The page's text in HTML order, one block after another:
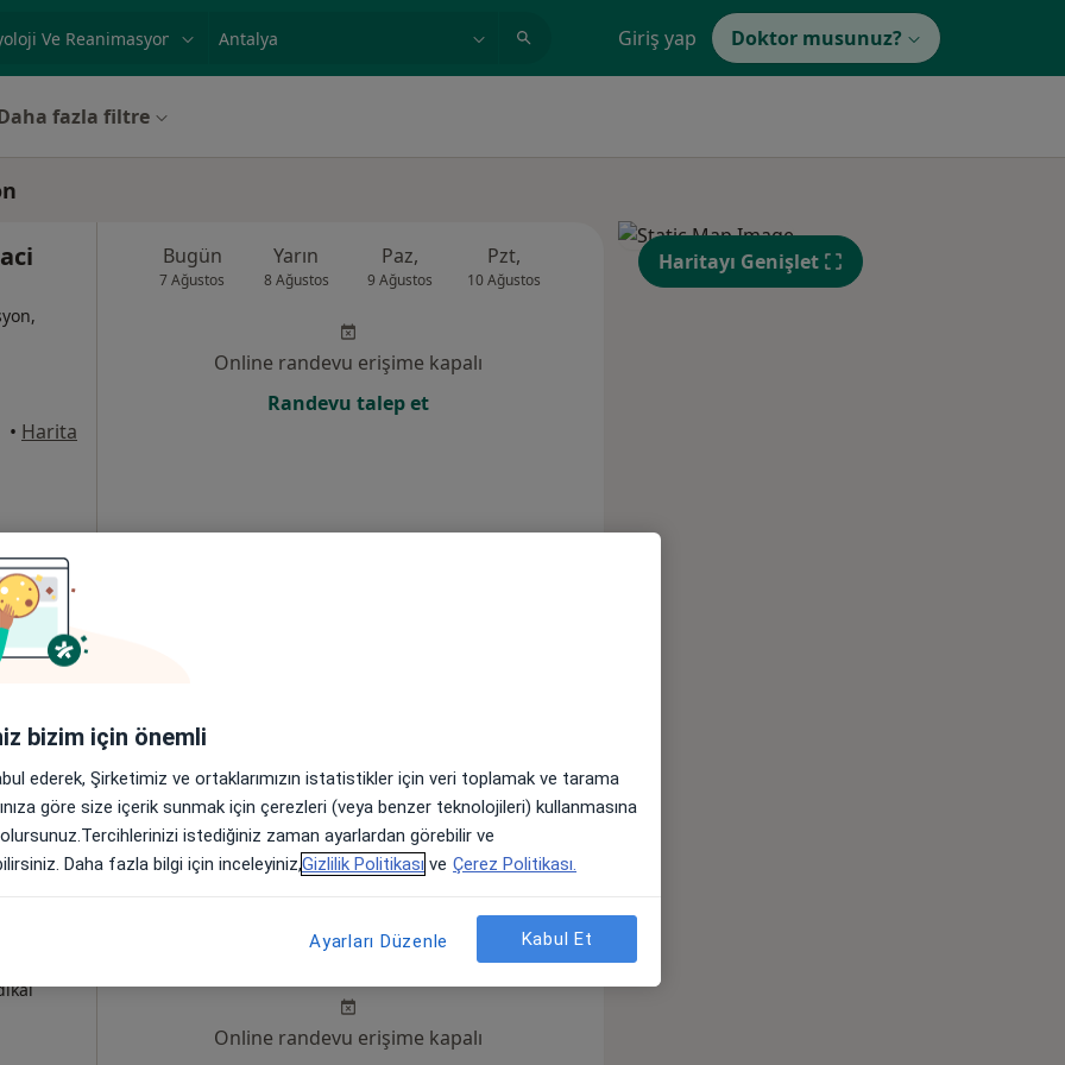
Giriş yap Doktor musunuz?
fazla filtre
• Harita
Bugün
7 Ağustos
Yarın
8 Ağustos
Paz,
9 Ağustos
Pzt,
10 Ağustos 11 Ağustos
Çar,
12 Ağustos
Per,
13 Ağustos
Online randevu erişime kapalı
Randevu talep et
İç
• Harita
Profili Gör
Yarın
8 Ağustos
Paz,
Online randevu erişime kapalı
Haritayı Genişlet
bizim için önemli
ederek, Şirketimiz ve ortaklarımızın istatistikler için veri toplamak ve tarama
göre size içerik sunmak için çerezleri (veya benzer teknolojileri) kullanmasına
istediğiniz zaman ayarlardan görebilir ve
Daha fazla bilgi için inceleyiniz,Gizlilik Politikası ve Çerez Politikası.
Ayarları Düzenle Kabul Et